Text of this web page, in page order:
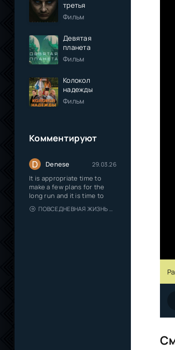
третья
Фильм
Девятая
планета
Фильм
Колокол
надежды
Фильм
Комментируют
D Denese 29.03.26
It is appropriate time to
make a few plans for the
long run and it is time to
ПОВСЕДНЕВНАЯ ЖИЗНЬ ОДИНОКОГО ДВАДЦАТИДЕВЯТИЛЕТНЕГО АВАНТЮРИСТА